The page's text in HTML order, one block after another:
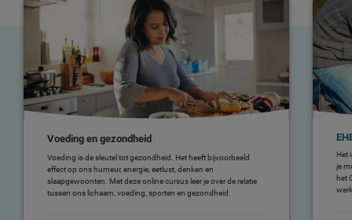
Voeding en gezondheid
Voeding is de sleutel tot gezondheid. Het heeft bijvoorbeeld
effect op ons humeur, energie, eetlust, denken en
slaapgewoonten. Met deze online cursus leer je over de relatie
tussen ons lichaam, voeding, sporten en gezondheid.
Het
je
het